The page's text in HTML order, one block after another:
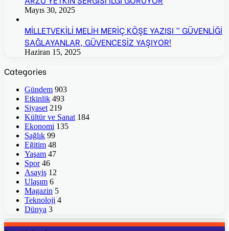
Mayıs 30, 2025
MİLLETVEKİLİ MELİH MERİÇ KÖŞE YAZISI ” GÜVENLİĞİ
SAĞLAYANLAR, GÜVENCESİZ YAŞIYOR!
Haziran 15, 2025
Categories
Gündem 903
Etkinlik 493
Siyaset 219
Kültür ve Sanat 184
Ekonomi 135
Sağlık 99
Eğitim 48
Yaşam 47
Spor 46
Asayiş 12
Ulaşım 6
Magazin 5
Teknoloji 4
Dünya 3